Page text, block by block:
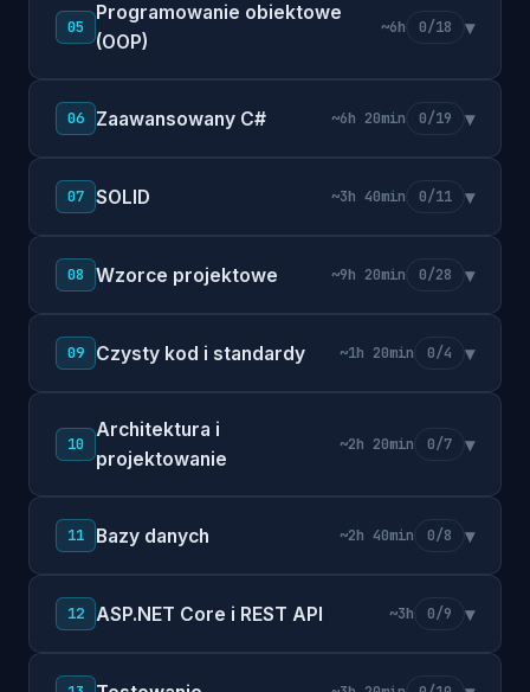
05
Programowanie obiektowe
(OOP)
~6h 0/18 ▾
06 Zaawansowany C# ~6h 20min 0/19 ▾
07 SOLID ~3h 40min 0/11 ▾
08 Wzorce projektowe ~9h 20min 0/28 ▾
09 Czysty kod i standardy ~1h 20min 0/4 ▾
10
Architektura i
projektowanie
~2h 20min 0/7 ▾
11 Bazy danych ~2h 40min 0/8 ▾
12 ASP.NET Core i REST API ~3h 0/9 ▾